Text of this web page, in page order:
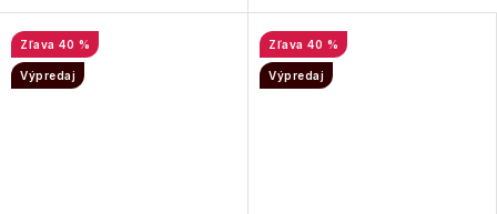
40 %
Výpredaj
40 %
Výpredaj